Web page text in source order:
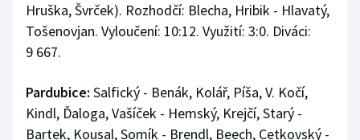
Ostatní
Hruška, Švrček). Rozhodčí: Blecha, Hribik - Hlavatý,
Tošenovjan. Vyloučení: 10:12. Využití: 3:0. Diváci:
9 667.
Pardubice: Salfický - Benák, Kolář, Píša, V. Kočí,
Kindl, Ďaloga, Vašíček - Hemský, Krejčí, Starý -
Bartek, Kousal, Somík - Brendl, Beech, Cetkovský -